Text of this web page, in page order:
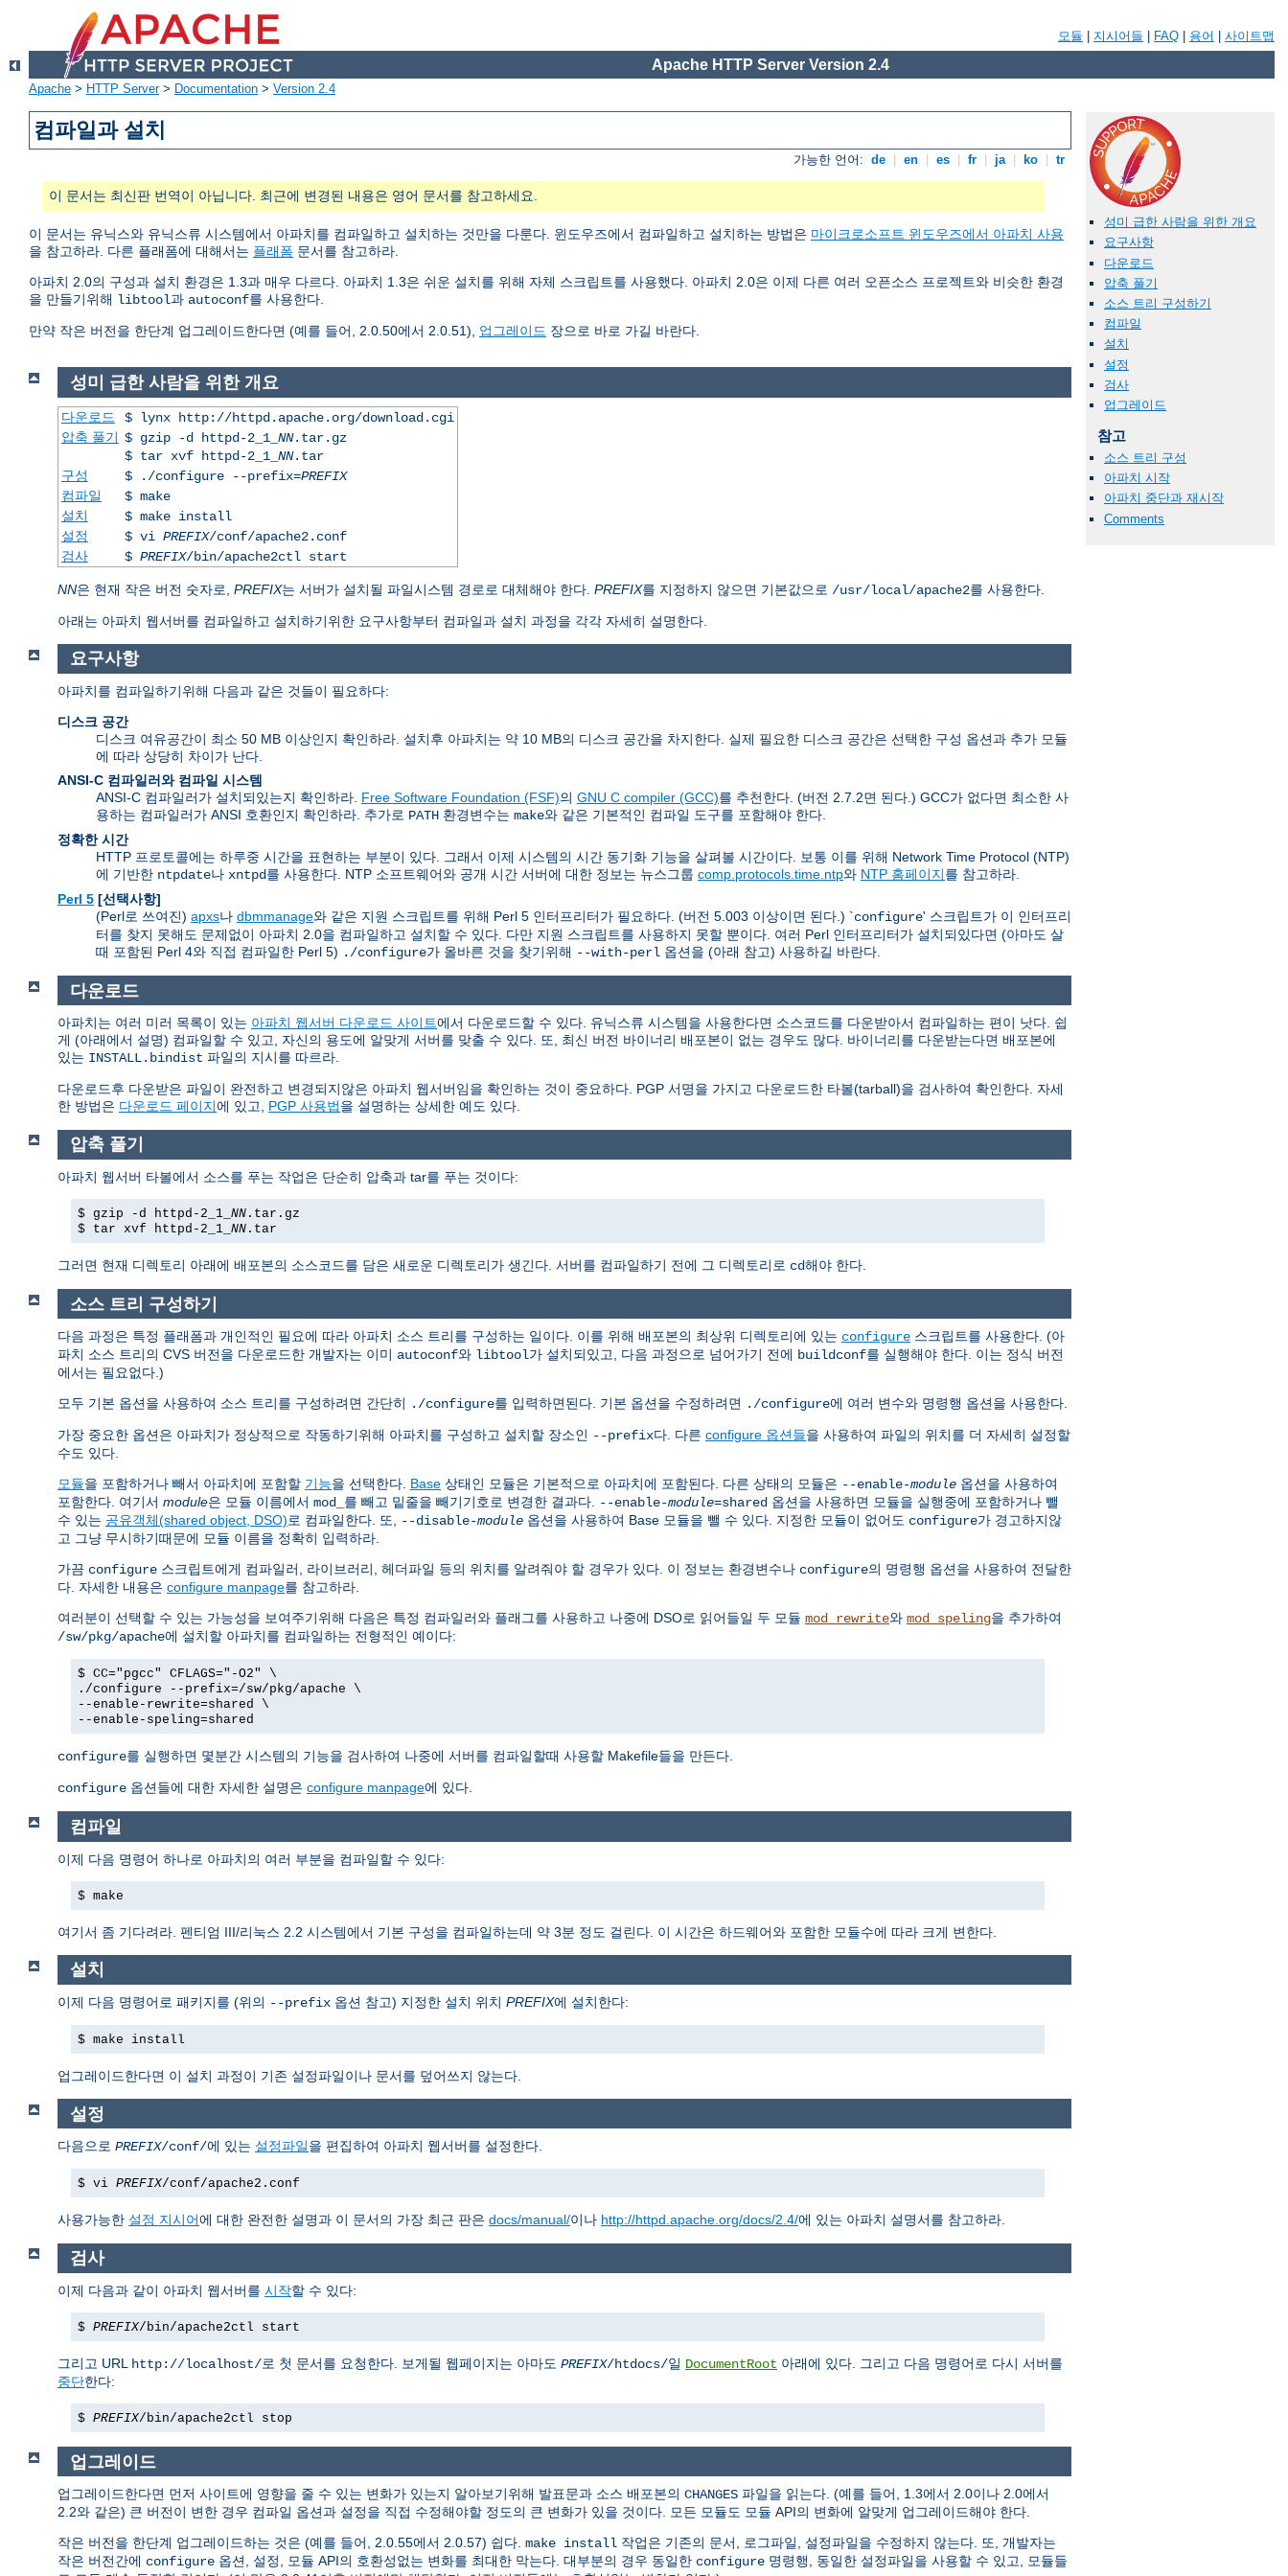
모듈 지시어들 FAQ 용어 사이트맵
Apache HTTP Server Version 2.4
Apache > HTTP Server> Documentation > Version 2.4
컴파일과 설치
가능한 언어: de en es fr ja ko tr
이 문서는 최신판 번역이 아닙니다. 최근에 변경된 내용은 영어 문서를 참고하세요.
이 문서는 유닉스와 유닉스류 시스템에서 아파치를 컴파일하고 설치하는 것만을 다룬다. 윈도우즈에서 컴파일하고 설치하는 방법은 마이크로소프트 윈도우즈에서 아파치 사용
을 참고하라. 다른 플래폼에 대해서는 플래폼 문서를 참고하라.
아파치 2.0의 구성과 설치 환경은 1.3과 매우 다르다. 아파치 1.3은 쉬운 설치를 위해 자체 스크립트를 사용했다. 아파치 2.0은 이제 다른 여러 오픈소스 프로젝트와 비슷한 환경
을 만들기위해 libtool과 autoconf를 사용한다.
만약 작은 버전을 한단계 업그레이드한다면 (예를 들어, 2.0.50에서 2.0.51), 업그레이드 장으로 바로 가길 바란다.
성미 급한 사람을 위한 개요
요구사항
다운로드
압축 풀기
소스 트리 구성하기
컴파일
설치
설정
검사
업그레이드
참고
소스 트리 구성
아파치 시작
아파치 중단과 재시작
Comments
성미 급한 사람을 위한 개요
다운로드
$ lynx http://httpd.apache.org/download.cgi
압축 풀기 $ gzip -d httpd-2_1_ NN.tar.gz
$ tar xvf httpd-2_1_ NN.tar
구성
$ ./configure --prefix=PREFIX
컴파일
$ make
설치
$ make install
설정
$ vi PREFIX/conf/apache2.conf
검사
$ PREFIX/bin/apache2ctl start
NN은 현재 작은 버전 숫자로, PREFIX는 서버가 설치될 파일시스템 경로로 대체해야 한다. PREFIX를 지정하지 않으면 기본값으로 /usr/local/apache2를 사용한다.
아래는 아파치 웹서버를 컴파일하고 설치하기위한 요구사항부터 컴파일과 설치 과정을 각각 자세히 설명한다.
요구사항
아파치를 컴파일하기위해 다음과 같은 것들이 필요하다:
디스크 공간
디스크 여유공간이 최소 50 MB 이상인지 확인하라. 설치후 아파치는 약 10 MB의 디스크 공간을 차지한다. 실제 필요한 디스크 공간은 선택한 구성 옵션과 추가 모듈
에 따라 상당히 차이가 난다.
ANSI-C 컴파일러와 컴파일 시스템
ANSI-C 컴파일러가 설치되있는지 확인하라. Free Software Foundation (FSF)의 GNU C compiler (GCC)를 추천한다. (버전 2.7.2면 된다.) GCC가 없다면 최소한 사
용하는 컴파일러가 ANSI 호환인지 확인하라. 추가로 PATH 환경변수는 make와 같은 기본적인 컴파일 도구를 포함해야 한다.
정확한 시간
HTTP 프로토콜에는 하루중 시간을 표현하는 부분이 있다. 그래서 이제 시스템의 시간 동기화 기능을 살펴볼 시간이다. 보통 이를 위해 Network Time Protocol (NTP)
에 기반한 ntpdate나 xntpd를 사용한다. NTP 소프트웨어와 공개 시간 서버에 대한 정보는 뉴스그룹 comp.protocols.time.ntp와 NTP 홈페이지를 참고하라.
Perl 5 [선택사항]
(Perl로 쓰여진) apxs나 dbmmanage와 같은 지원 스크립트를 위해 Perl 5 인터프리터가 필요하다. (버전 5.003 이상이면 된다.) `configure' 스크립트가 이 인터프리
터를 찾지 못해도 문제없이 아파치 2.0을 컴파일하고 설치할 수 있다. 다만 지원 스크립트를 사용하지 못할 뿐이다. 여러 Perl 인터프리터가 설치되있다면 (아마도 살
때 포함된 Perl 4와 직접 컴파일한 Perl 5) ./configure가 올바른 것을 찾기위해 --with-perl 옵션을 (아래 참고) 사용하길 바란다.
다운로드
아파치는 여러 미러 목록이 있는 아파치 웹서버 다운로드 사이트에서 다운로드할 수 있다. 유닉스류 시스템을 사용한다면 소스코드를 다운받아서 컴파일하는 편이 낫다. 쉽
게 (아래에서 설명) 컴파일할 수 있고, 자신의 용도에 알맞게 서버를 맞출 수 있다. 또, 최신 버전 바이너리 배포본이 없는 경우도 많다. 바이너리를 다운받는다면 배포본에
있는 INSTALL.bindist 파일의 지시를 따르라.
다운로드후 다운받은 파일이 완전하고 변경되지않은 아파치 웹서버임을 확인하는 것이 중요하다. PGP 서명을 가지고 다운로드한 타볼(tarball)을 검사하여 확인한다. 자세
한 방법은 다운로드 페이지에 있고, PGP 사용법을 설명하는 상세한 예도 있다.
압축 풀기
아파치 웹서버 타볼에서 소스를 푸는 작업은 단순히 압축과 tar를 푸는 것이다:
$ gzip -d httpd-2_1_ NN .tar.gz
$ tar xvf httpd-2_1_ NN .tar
그러면 현재 디렉토리 아래에 배포본의 소스코드를 담은 새로운 디렉토리가 생긴다. 서버를 컴파일하기 전에 그 디렉토리로 cd해야 한다.
소스 트리 구성하기
다음 과정은 특정 플래폼과 개인적인 필요에 따라 아파치 소스 트리를 구성하는 일이다. 이를 위해 배포본의 최상위 디렉토리에 있는 configure 스크립트를 사용한다. (아
파치 소스 트리의 CVS 버전을 다운로드한 개발자는 이미 autoconf와 libtool가 설치되있고, 다음 과정으로 넘어가기 전에 buildconf를 실행해야 한다. 이는 정식 버전
에서는 필요없다.)
모두 기본 옵션을 사용하여 소스 트리를 구성하려면 간단히 ./configure를 입력하면된다. 기본 옵션을 수정하려면 ./configure에 여러 변수와 명령행 옵션을 사용한다.
가장 중요한 옵션은 아파치가 정상적으로 작동하기위해 아파치를 구성하고 설치할 장소인 --prefix다. 다른 configure 옵션들을 사용하여 파일의 위치를 더 자세히 설정할
수도 있다.
모듈을 포함하거나 빼서 아파치에 포함할 기능을 선택한다. Base 상태인 모듈은 기본적으로 아파치에 포함된다. 다른 상태의 모듈은 --enable-module 옵션을 사용하여
포함한다. 여기서 module은 모듈 이름에서 mod_ 를 빼고 밑줄을 빼기기호로 변경한 결과다. --enable-module=shared 옵션을 사용하면 모듈을 실행중에 포함하거나 뺄
수 있는 공유객체(shared object, DSO)로 컴파일한다. 또, --disable-module 옵션을 사용하여 Base 모듈을 뺄 수 있다. 지정한 모듈이 없어도 configure가 경고하지않
고 그냥 무시하기때문에 모듈 이름을 정확히 입력하라.
가끔 configure 스크립트에게 컴파일러, 라이브러리, 헤더파일 등의 위치를 알려줘야 할 경우가 있다. 이 정보는 환경변수나 configure의 명령행 옵션을 사용하여 전달한
다. 자세한 내용은 configure manpage를 참고하라.
여러분이 선택할 수 있는 가능성을 보여주기위해 다음은 특정 컴파일러와 플래그를 사용하고 나중에 DSO로 읽어들일 두 모듈 mod_rewrite와 mod_speling을 추가하여
/sw/pkg/apache에 설치할 아파치를 컴파일하는 전형적인 예이다:
$ CC="pgcc" CFLAGS="-O2" \
./configure --prefix=/sw/pkg/apache \
--enable-rewrite=shared \
--enable-speling=shared
configure를 실행하면 몇분간 시스템의 기능을 검사하여 나중에 서버를 컴파일할때 사용할 Makefile들을 만든다.
configure 옵션들에 대한 자세한 설명은 configure manpage에 있다.
컴파일
이제 다음 명령어 하나로 아파치의 여러 부분을 컴파일할 수 있다:
$ make
여기서 좀 기다려라. 펜티엄 III/리눅스 2.2 시스템에서 기본 구성을 컴파일하는데 약 3분 정도 걸린다. 이 시간은 하드웨어와 포함한 모듈수에 따라 크게 변한다.
설치
이제 다음 명령어로 패키지를 (위의 --prefix 옵션 참고) 지정한 설치 위치 PREFIX에 설치한다:
$ make install
업그레이드한다면 이 설치 과정이 기존 설정파일이나 문서를 덮어쓰지 않는다.
설정
다음으로 PREFIX/conf/에 있는 설정파일을 편집하여 아파치 웹서버를 설정한다.
$ vi PREFIX/conf/apache2.conf
사용가능한 설정 지시어에 대한 완전한 설명과 이 문서의 가장 최근 판은 docs/manual/이나 http://httpd.apache.org/docs/2.4/에 있는 아파치 설명서를 참고하라.
검사
이제 다음과 같이 아파치 웹서버를 시작할 수 있다:
$ PREFIX/bin/apache2ctl start
그리고 URL http://localhost/로 첫 문서를 요청한다. 보게될 웹페이지는 아마도 PREFIX/htdocs/일 DocumentRoot 아래에 있다. 그리고 다음 명령어로 다시 서버를
중단한다:
$ PREFIX/bin/apache2ctl stop
업그레이드
업그레이드한다면 먼저 사이트에 영향을 줄 수 있는 변화가 있는지 알아보기위해 발표문과 소스 배포본의 CHANGES 파일을 읽는다. (예를 들어, 1.3에서 2.0이나 2.0에서
2.2와 같은) 큰 버전이 변한 경우 컴파일 옵션과 설정을 직접 수정해야할 정도의 큰 변화가 있을 것이다. 모든 모듈도 모듈 API의 변화에 알맞게 업그레이드해야 한다.
작은 버전을 한단계 업그레이드하는 것은 (예를 들어, 2.0.55에서 2.0.57) 쉽다. make install 작업은 기존의 문서, 로그파일, 설정파일을 수정하지 않는다. 또, 개발자는
작은 버전간에 configure 옵션, 설정, 모듈 API의 호환성없는 변화를 최대한 막는다. 대부분의 경우 동일한 configure 명령행, 동일한 설정파일을 사용할 수 있고, 모듈들